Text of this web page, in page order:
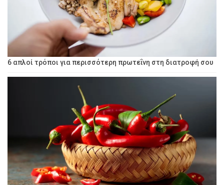
6 απλοί τρόποι για περισσότερη πρωτεΐνη στη διατροφή σου